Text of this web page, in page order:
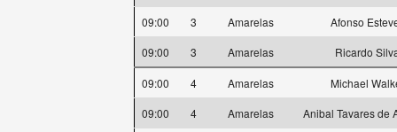
09:00
3 Amarelas
Afonso
09:00
3 Amarelas Ricardo
09:00 4 Amarelas
Michael
09:00
4 Amarelas
Anibal Tavares de